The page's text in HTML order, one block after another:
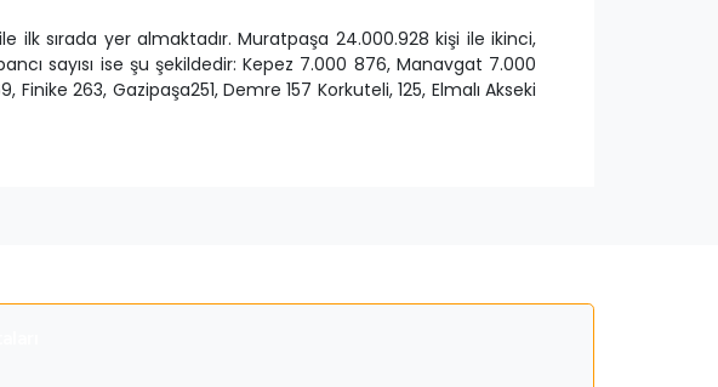
ilk sırada yer almaktadır. Muratpaşa 24.000.928 kişi ile ikinci,
sayısı ise şu şekildedir: Kepez 7.000 876, Manavgat 7.000
263, Gazipaşa251, Demre 157 Korkuteli, 125, Elmalı Akseki